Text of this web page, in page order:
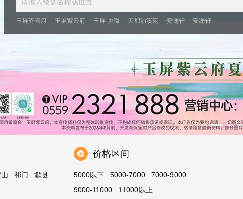
玉屏齐云府 玉屏紫云府 玉屏·央璟 天都浦溪苑 安澜轩 安澜轩
祁门 歙县
价格区间
5000以下 5000-7000
7000-9000
9000-11000
11000以上